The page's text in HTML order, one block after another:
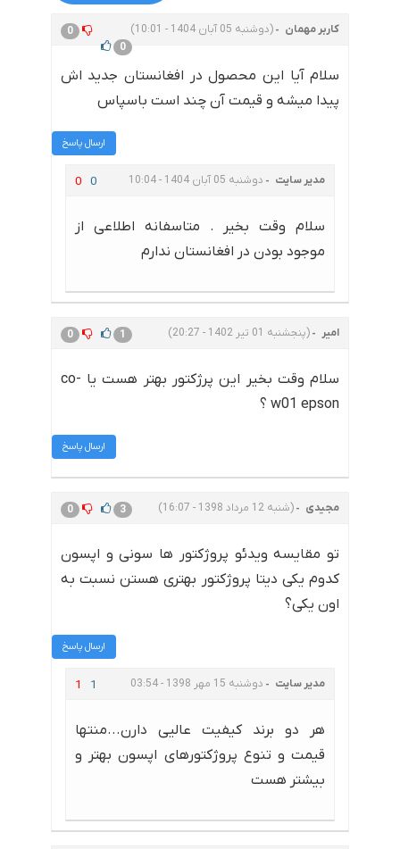
کاربر مهمان (دوشنبه 05 آبان 1404 - 10:01)
0
0
سلام آیا این محصول در افغانستان جدید اش
پیدا میشه و قیمت آن چند است باسپاس
ارسال پاسخ
مدیر سایت دوشنبه 05 آبان 1404 - 10:04 0 0
سلام وقت بخیر . متاسفانه اطلاعی از
موجود بودن در افغانستان ندارم
امیر (پنجشنبه 01 تیر 1402 - 20:27) 0 1
سلام وقت بخیر این پرژکتور بهتر هست یا co-
w01 epson ؟
ارسال پاسخ
مجیدی (شنبه 12 مرداد 1398 - 16:07) 0 3
تو مقایسه ویدئو پروژکتور ها سونی و اپسون
کدوم یکی دیتا پروژکتور بهتری هستن نسبت به
اون یکی؟
ارسال پاسخ
مدیر سایت دوشنبه 15 مهر 1398 - 03:54 1 1
هر دو برند کیفیت عالیی دارن...منتها
قیمت و تنوع پروژکتورهای اپسون بهتر و
بیشتر هست